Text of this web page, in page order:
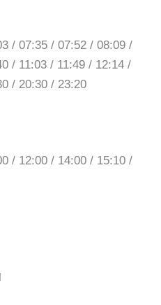
/ 07:35 / 07:52 / 08:09 /
/ 11:03 / 11:49 / 12:14 /
/ 20:30 / 23:20
/ 12:00 / 14:00 / 15:10 /